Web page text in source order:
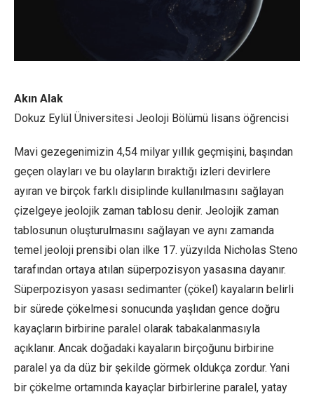
Akın Alak
Dokuz Eylül Üniversitesi Jeoloji Bölümü lisans öğrencisi
Mavi gezegenimizin 4,54 milyar yıllık geçmişini, başından
geçen olayları ve bu olayların bıraktığı izleri devirlere
ayıran ve birçok farklı disiplinde kullanılmasını sağlayan
çizelgeye jeolojik zaman tablosu denir. Jeolojik zaman
tablosunun oluşturulmasını sağlayan ve aynı zamanda
temel jeoloji prensibi olan ilke 17. yüzyılda Nicholas Steno
tarafından ortaya atılan süperpozisyon yasasına dayanır.
Süperpozisyon yasası sedimanter (çökel) kayaların belirli
bir sürede çökelmesi sonucunda yaşlıdan gence doğru
kayaçların birbirine paralel olarak tabakalanmasıyla
açıklanır. Ancak doğadaki kayaların birçoğunu birbirine
paralel ya da düz bir şekilde görmek oldukça zordur. Yani
bir çökelme ortamında kayaçlar birbirlerine paralel, yatay